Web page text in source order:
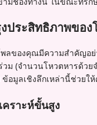
ประสิทธิภาพของ
ลของคุณมีความสำคัญอย่
ม (จำนวนโหวตหารด้ว
อมูลเชิงลึกเหล่านี้ช่วย
คราะห์ขั้นสูง